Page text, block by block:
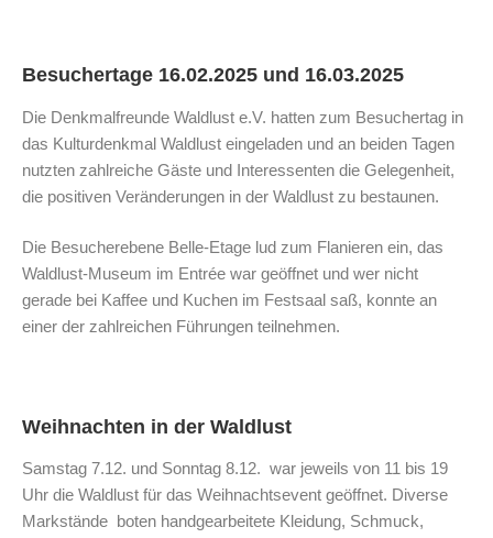
Besuchertage 16.02.2025 und 16.03.2025
Die Denkmalfreunde Waldlust e.V. hatten zum Besuchertag in
das Kulturdenkmal Waldlust eingeladen und an beiden Tagen
nutzten zahlreiche Gäste und Interessenten die Gelegenheit,
die positiven Veränderungen in der Waldlust zu bestaunen.
Die Besucherebene Belle-Etage lud zum Flanieren ein, das
Waldlust-Museum im Entrée war geöffnet und wer nicht
gerade bei Kaffee und Kuchen im Festsaal saß, konnte an
einer der zahlreichen Führungen teilnehmen.
Weihnachten in der Waldlust
Samstag 7.12. und Sonntag 8.12. war jeweils von 11 bis 19
Uhr die Waldlust für das Weihnachtsevent geöffnet. Diverse
Markstände boten handgearbeitete Kleidung, Schmuck,